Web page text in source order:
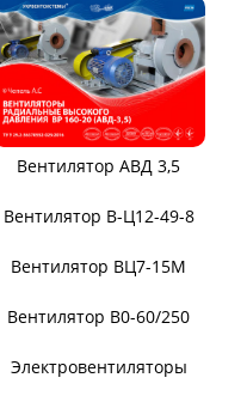
Вентилятор АВД 3,5